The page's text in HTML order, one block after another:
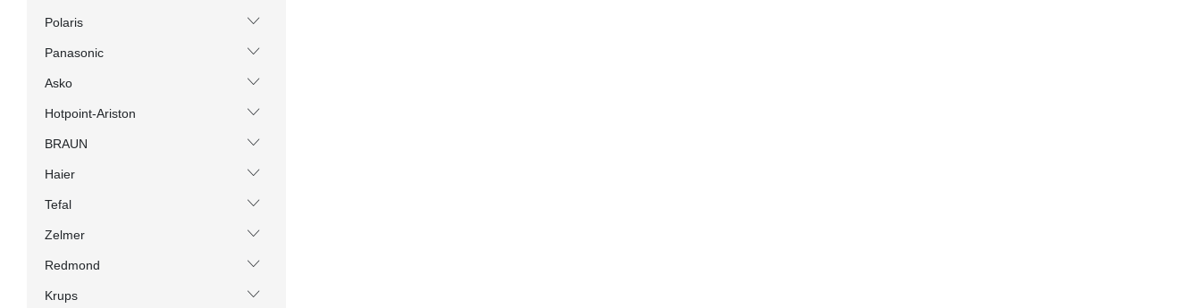
Polaris
Panasonic
Asko
Hotpoint-Ariston
BRAUN
Haier
Tefal
Zelmer
Redmond
Krups